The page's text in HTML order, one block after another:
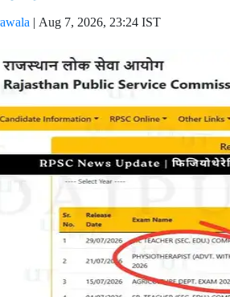
| Aug 7, 2026, 23:24 IST